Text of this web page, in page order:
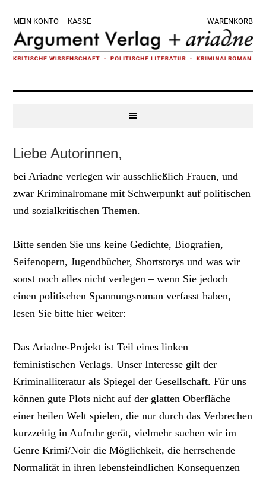
Hauptnavigation
springen
main
content
Hauptsidebar
springen
Fußzeile
springen
MEIN KONTO KASSE WARENKORB
Liebe Autorinnen,
bei Ariadne verlegen wir ausschließlich Frauen, und
zwar Kriminalromane mit Schwerpunkt auf politischen
und sozialkritischen Themen.
Bitte senden Sie uns keine Gedichte, Biografien,
Seifenopern, Jugendbücher, Shortstorys und was wir
sonst noch alles nicht verlegen – wenn Sie jedoch
einen politischen Spannungsroman verfasst haben,
lesen Sie bitte hier weiter:
Das Ariadne-Projekt ist Teil eines linken
feministischen Verlags. Unser Interesse gilt der
Kriminalliteratur als Spiegel der Gesellschaft. Für uns
können gute Plots nicht auf der glatten Oberfläche
einer heilen Welt spielen, die nur durch das Verbrechen
kurzzeitig in Aufruhr gerät, vielmehr suchen wir im
Genre Krimi/Noir die Möglichkeit, die herrschende
Normalität in ihren lebensfeindlichen Konsequenzen